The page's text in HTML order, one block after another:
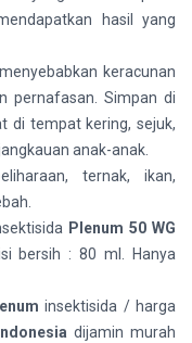
hasil yang
keracunan
pernafasan. Simpan di
di tempat kering, sejuk,
anak-anak.
ternak, ikan,
Plenum 50 WG
bersih : 80 ml. Hanya
insektisida / harga
dijamin murah